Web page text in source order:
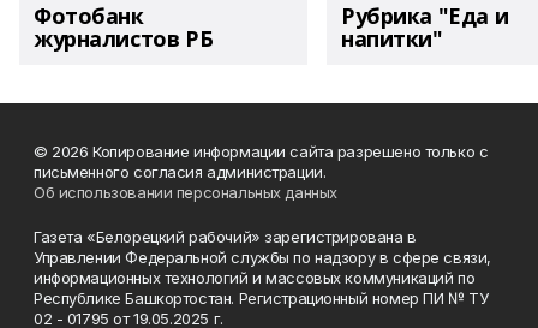
Фотобанк
журналистов РБ
Рубрика "Еда и
напитки"
© 2026 Копирование информации сайта разрешено только с
письменного согласия администрации.
Об использовании персональных данных
Газета «Белорецкий рабочий» зарегистрирована в
Управлении Федеральной службы по надзору в сфере связи,
информационных технологий и массовых коммуникаций по
Республике Башкортостан. Регистрационный номер ПИ № ТУ
02 - 01795 от 19.05.2025 г.